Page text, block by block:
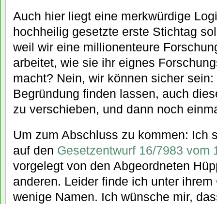
Auch hier liegt eine merkwürdige
hochheilig gesetzte erste Stichtag
weil wir eine millionenteure
arbeitet, wie sie ihr eignes
macht? Nein, wir können sicher
Begründung finden lassen, auch
zu verschieben, und dann noch
Um zum Abschluss zu kommen: Ich
auf den Gesetzentwurf 16/7983 vom
vorgelegt von den Abgeordneten
anderen. Leider finde ich unter
wenige Namen. Ich wünsche mir,